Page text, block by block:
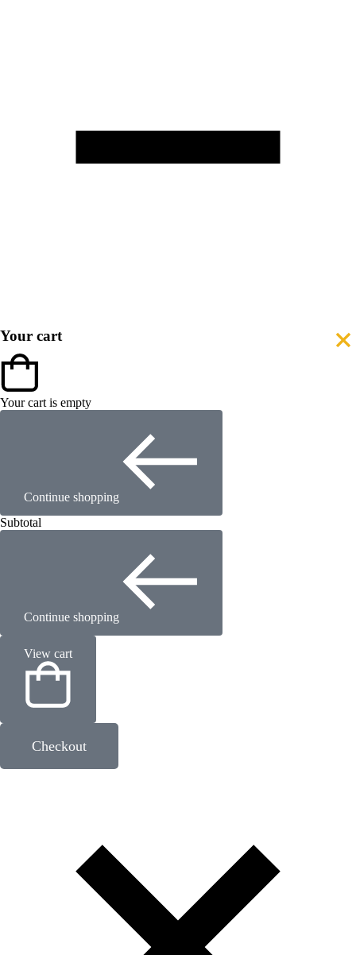
Your cart
Your cart is empty
Continue shopping
Subtotal
Continue shopping
View cart
Checkout